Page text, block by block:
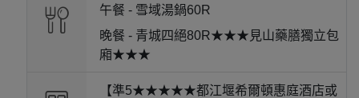
午餐 - 雪域湯鍋60R
晚餐 - 青城四絕80R★★★見山藥膳獨立包
廂★★★
【準5★★★★★都江堰希爾頓惠庭酒店或